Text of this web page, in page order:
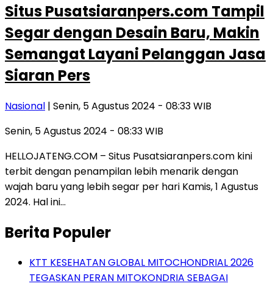
Situs Pusatsiaranpers.com Tampil
Segar dengan Desain Baru, Makin
Semangat Layani Pelanggan Jasa
Siaran Pers
Nasional | Senin, 5 Agustus 2024 - 08:33 WIB
Senin, 5 Agustus 2024 - 08:33 WIB
HELLOJATENG.COM – Situs Pusatsiaranpers.com kini
terbit dengan penampilan lebih menarik dengan
wajah baru yang lebih segar per hari Kamis, 1 Agustus
2024. Hal ini…
Berita Populer
KTT KESEHATAN GLOBAL MITOCHONDRIAL 2026
TEGASKAN PERAN MITOKONDRIA SEBAGAI